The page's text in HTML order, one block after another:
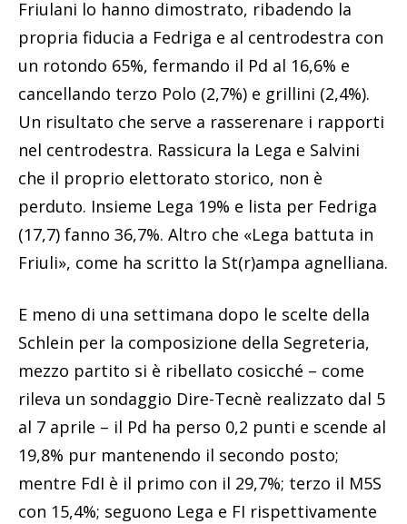
Friulani lo hanno dimostrato, ribadendo la
propria fiducia a Fedriga e al centrodestra con
un rotondo 65%, fermando il Pd al 16,6% e
cancellando terzo Polo (2,7%) e grillini (2,4%).
Un risultato che serve a rasserenare i rapporti
nel centrodestra. Rassicura la Lega e Salvini
che il proprio elettorato storico, non è
perduto. Insieme Lega 19% e lista per Fedriga
(17,7) fanno 36,7%. Altro che «Lega battuta in
Friuli», come ha scritto la St(r)ampa agnelliana.
E meno di una settimana dopo le scelte della
Schlein per la composizione della Segreteria,
mezzo partito si è ribellato cosicché – come
rileva un sondaggio Dire-Tecnè realizzato dal 5
al 7 aprile – il Pd ha perso 0,2 punti e scende al
19,8% pur mantenendo il secondo posto;
mentre FdI è il primo con il 29,7%; terzo il M5S
con 15,4%; seguono Lega e FI rispettivamente